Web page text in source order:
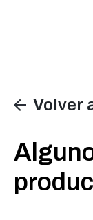
Volver